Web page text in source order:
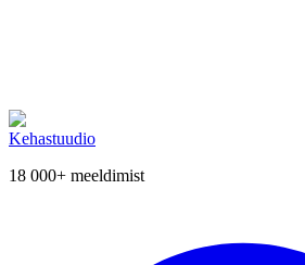
Kehastuudio
18 000+ meeldimist